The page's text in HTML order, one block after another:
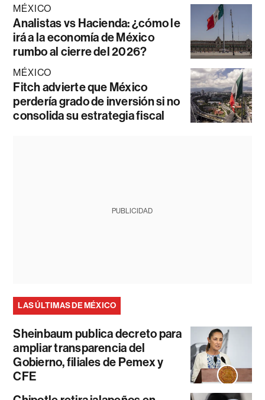
MÉXICO
Analistas vs Hacienda: ¿cómo le
irá a la economía de México
rumbo al cierre del 2026?
MÉXICO
Fitch advierte que México
perdería grado de inversión si no
consolida su estrategia fiscal
PUBLICIDAD
LAS ÚLTIMAS DE MÉXICO
Sheinbaum publica decreto para
ampliar transparencia del
Gobierno, filiales de Pemex y
CFE